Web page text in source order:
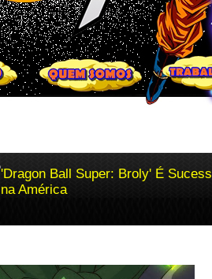
'Dragon Ball Super: Broly' É
na América